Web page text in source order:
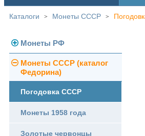
Каталоги > Монеты СССР >
Монеты РФ
Современная Россия
Монеты СССР (каталог
Федорина)
Погодовка СССР
Монеты 1958 года
Золотые червонцы